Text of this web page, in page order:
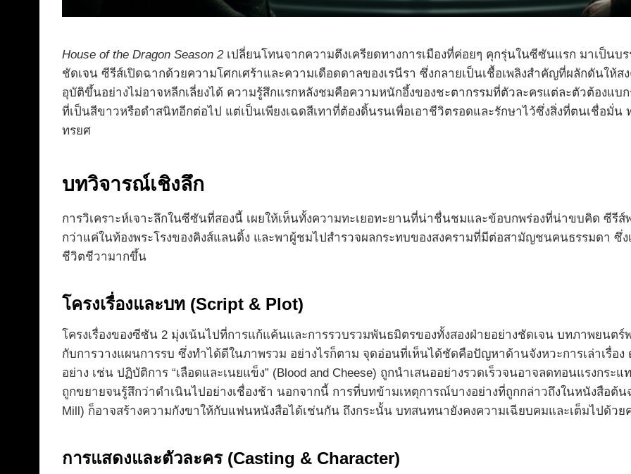
House of the Dragon Season 2เปลี่ยนโทนจากความตึงเครียดทางการเมืองที่ค่อยๆ คุกรุ่นในซีซันแรก มาเป็นบ
ชัดเจน ซีรีส์เปิดฉากด้วยความโศกเศร้าและความเดือดดาลของเรนีรา ซึ่งกลายเป็นเชื้อเพลิงสำคัญที่ผลักดันให้สง
อุบัติขึ้นอย่างไม่อาจหลีกเลี่ยงได้ ความรู้สึกแรกหลังชมคือความหนักอึ้งของชะตากรรมที่ตัวละครแต่ละตัวต้องแบ
ที่เป็นสีขาวหรือดำสนิทอีกต่อไป แต่เป็นเพียงเฉดสีเทาที่ต้องดิ้นรนเพื่อเอาชีวิตรอดและรักษาไว้ซึ่งสิ่งที่ตนเชื่อมั่น
ทรยศ
บทวิจารณ์เชิงลึก
การวิเคราะห์เจาะลึกในซีซันที่สองนี้ เผยให้เห็นทั้งความทะเยอทะยานที่น่าชื่นชมและข้อบกพร่องที่น่าขบคิด ซีรีส์
กว่าแค่ในท้องพระโรงของคิงส์แลนดิ้ง และพาผู้ชมไปสำรวจผลกระทบของสงครามที่มีต่อสามัญชนคนธรรมดา ซึ่
ชีวิตชีวามากขึ้น
โครงเรื่องและบท (Script & Plot)
โครงเรื่องของซีซัน 2 มุ่งเน้นไปที่การแก้แค้นและการรวบรวมพันธมิตรของทั้งสองฝ่ายอย่างชัดเจน บทภาพยนต
กับการวางแผนการรบ ซึ่งทำได้ดีในภาพรวม อย่างไรก็ตาม จุดอ่อนที่เห็นได้ชัดคือปัญหาด้านจังหวะการเล่าเรื่
อย่าง เช่น ปฏิบัติการ “เลือดและเนยแข็ง” (Blood and Cheese) ถูกนำเสนออย่างรวดเร็วจนอาจลดทอนแรงกร
ถูกขยายจนรู้สึกว่าดำเนินไปอย่างเชื่องช้า นอกจากนี้ การที่บทข้ามเหตุการณ์บางอย่างที่ถูกกล่าวถึงในหนังสือต้น
Mill) ก็อาจสร้างความกังขาให้กับแฟนหนังสือได้เช่นกัน ถึงกระนั้น บทสนทนายังคงความเฉียบคมและเต็มไปด้
การแสดงและตัวละคร (Casting & Character)